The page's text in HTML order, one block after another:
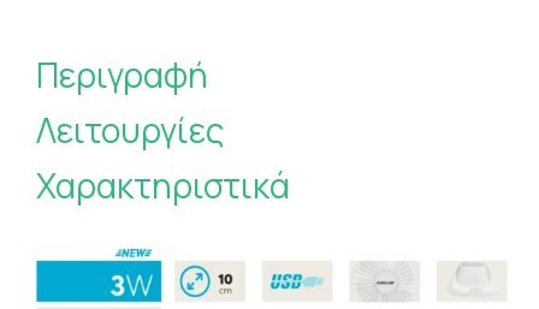
Περιγραφή
Λειτουργίες
Χαρακτηριστικά